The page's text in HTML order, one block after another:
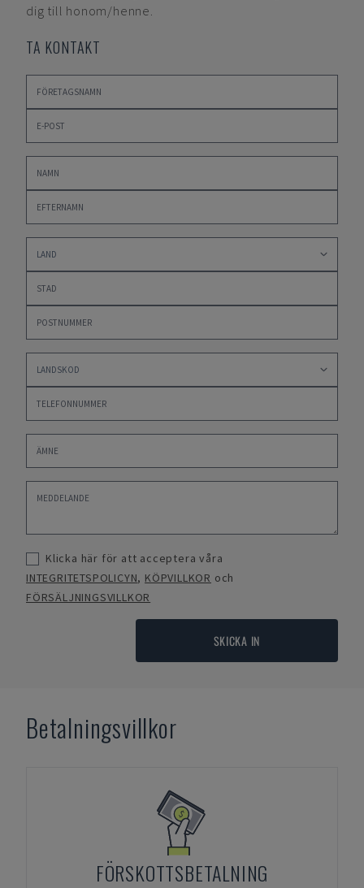
dig till honom/henne.
TA KONTAKT
Klicka här för att acceptera våra
INTEGRITETSPOLICYN, KÖPVILLKOR och
FÖRSÄLJNINGSVILLKOR
SKICKA IN
Betalningsvillkor
FÖRSKOTTSBETALNING